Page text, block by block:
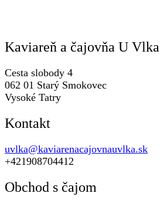
Kaviareň a čajovňa U Vlka
Cesta slobody 4
062 01 Starý Smokovec
Vysoké Tatry
Kontakt
uvlka@kaviarenacajovnauvlka.sk
+421908704412
Obchod s čajom